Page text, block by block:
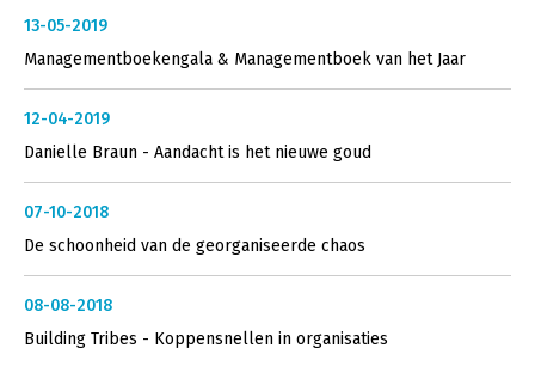
13-05-2019
Managementboekengala & Managementboek van het Jaar
12-04-2019
Danielle Braun - Aandacht is het nieuwe goud
07-10-2018
De schoonheid van de georganiseerde chaos
08-08-2018
Building Tribes - Koppensnellen in organisaties